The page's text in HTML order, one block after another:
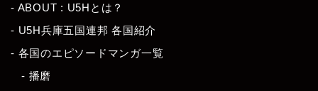
- ABOUT : U5Hとは？
- U5H兵庫五国連邦 各国紹介
- 各国のエピソードマンガ一覧
- 播磨